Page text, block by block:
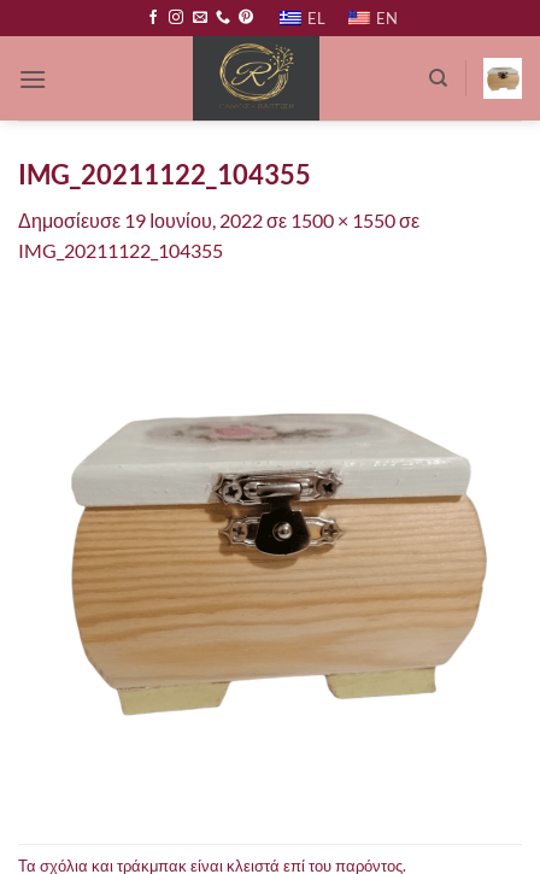
στο
περιεχόμενο
EL EN
IMG_20211122_104355
Δημοσίευσε 19 Ιουνίου, 2022σε 1500 × 1550σε
IMG_20211122_104355
Τα σχόλια και τράκμπακ είναι κλειστά επί του παρόντος.